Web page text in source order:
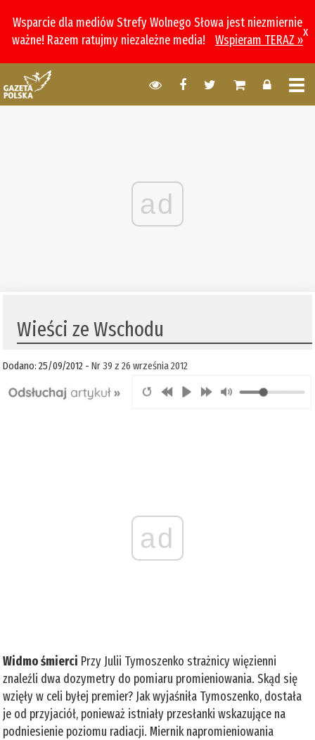
Wsparcie dla mediów Strefy Wolnego Słowa jest niezmiernie
ważne! Razem ratujmy niezależne media!
Wspieram TERAZ »
x
ad
Wieści ze Wschodu
Dodano: 25/09/2012 -Nr 39 z 26 września 2012
ad
Widmo śmierci Przy Julii Tymoszenko strażnicy więzienni
znaleźli dwa dozymetry do pomiaru promieniowania. Skąd się
wzięły w celi byłej premier? Jak wyjaśniła Tymoszenko, dostała
je od przyjaciół, ponieważ istniały przesłanki wskazujące na
podniesienie poziomu radiacji. Miernik napromieniowania